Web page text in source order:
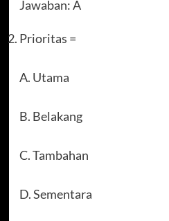
Jawaban: A
Prioritas =
A. Utama
B. Belakang
C. Tambahan
D. Sementara